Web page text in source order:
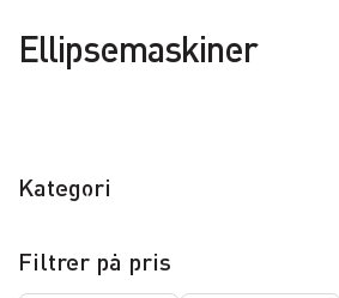
Ellipsemaskiner
Kategori
Filtrer på pris